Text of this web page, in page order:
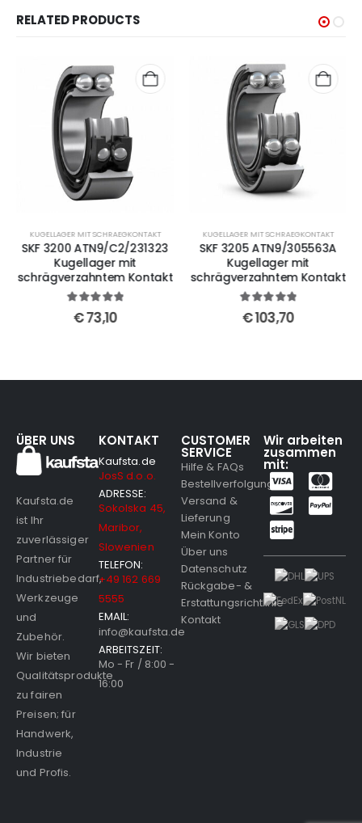
RELATED PRODUCTS
KUGELLAGER MIT SCHRAEGKONTAKT
SKF 3200 ATN9/C2/231323
Kugellager mit
schrägverzahntem Kontakt
out of 5
€73,10
KUGELLAGER MIT SCHRAEGKONTAKT
SKF 3205 ATN9/305563A
Kugellager mit
schrägverzahntem Kontakt
5out of 5
€103,70
ÜBER UNS
Kaufsta.de
ist Ihr
zuverlässiger
Partner für
Industriebedarf,
Werkzeuge
und
Zubehör.
Wir bieten
Qualitätsprodukte
zu fairen
Preisen; für
Handwerk,
Industrie
und Profis.
KONTAKT
Kaufsta.de
JosS d.o.o.
ADRESSE:
Sokolska 45,
Maribor,
Slowenien
TELEFON:
+49 162 669
5555
EMAIL:
info@kaufsta.de
ARBEITSZEIT:
Mo - Fr / 8:00 -
16:00
CUSTOMER
SERVICE
Hilfe & FAQs
Bestellverfolgung
Versand &
Lieferung
Mein Konto
Über uns
Datenschutz
Rückgabe- &
Erstattungsrichtlinie
Kontakt
Wir arbeiten
zusammen
mit: